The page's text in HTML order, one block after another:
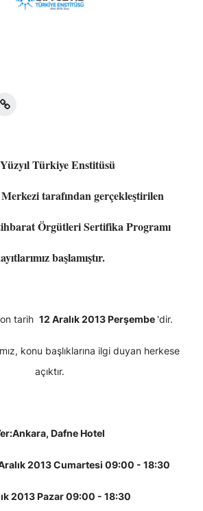
Türkiye Enstitüsü
tarafından gerçekleştirilen
Örgütleri Sertifika Programı
başlamıştır.
tarih 12 Aralık 2013 Perşembe 'dir.
konu başlıklarına ilgi duyan herkese
açıktır.
Ankara, Dafne Hotel
2013 Cumartesi 09:00 - 18:30
2013 Pazar 09:00 - 18:30